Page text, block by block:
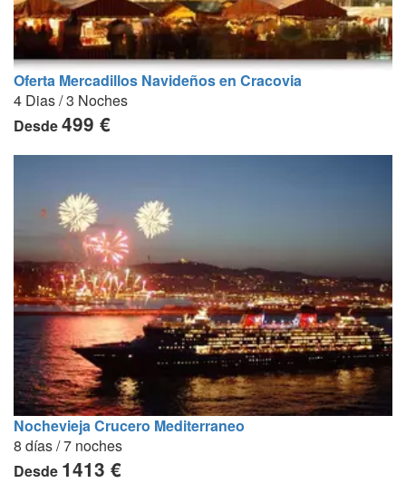
Oferta Mercadillos Navideños en Cracovia
4 Dias / 3 Noches
Desde499 €
Nochevieja Crucero Mediterraneo
8 días / 7 noches
Desde 1413 €